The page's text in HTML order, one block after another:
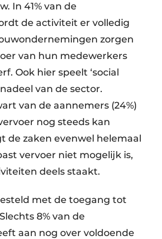
In 41% van de
de activiteit er volledig
zorgen
van hun medewerkers
Ook hier speelt ‘social
van de sector.
van de aannemers (24%)
nog steeds kan
de zaken evenwel helemaal
vervoer niet mogelijk is,
deels staakt.
met de toegang tot
8% van de
aan nog over voldoende